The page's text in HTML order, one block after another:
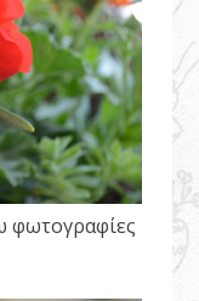
φωτογραφίες